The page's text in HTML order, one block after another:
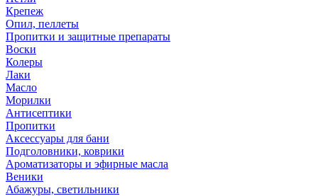
Крепеж
Опил, пеллеты
Пропитки и защитные препараты
Воски
Колеры
Лаки
Масло
Морилки
Антисептики
Пропитки
Аксессуары для бани
Подголовники, коврики
Ароматизаторы и эфирные масла
Веники
Абажуры, светильники